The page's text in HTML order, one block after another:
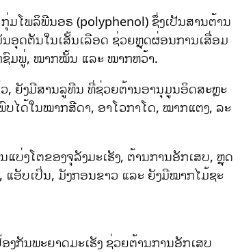
ມໂພລິພີນອຣ (polyphenol) ຊຶ່ງເປັນສານຕ້ານ
ອຸດຕັນໃນເສັ້ນເລືອດ ຊ່ວຍຫຼຸດຜ່ອນການເສື່ອມ
ຊົມພູ່, ໝາກໝັ້ນ ແລະ ໝາກຫວ້າ.
ຍັງມີສານລູທີນ ທີ່ຊ່ວຍຕ້ານອານຸມູນອິດສະຫຼະ
ໄດ້ໃນໝາກສີດາ, ອາໂວກາໂດ, ໝາກແຕງ, ລະ
ບ່ງໂຕຂອງຈຸລັງມະເຮັງ, ຕ້ານການອັກເສບ, ຫຼຸດ
ອັບເປິ່ນ, ມັງກອນຂາວ ແລະ ຍັງມີໝາກໄມ້ຊະ
ກັນພະຍາດມະເຮັງ ຊ່ວຍຕ້ານການອັກເສບ